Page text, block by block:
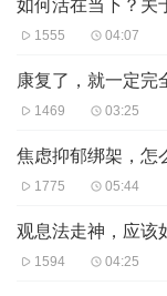
如何活在当下？关
1555 04:07
康复了，就一定完
1469 03:25
焦虑抑郁绑架，怎
1775 05:44
观息法走神，应该
1594 04:25